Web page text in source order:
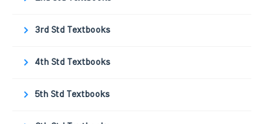
3rd Std Textbooks
4th Std Textbooks
5th Std Textbooks